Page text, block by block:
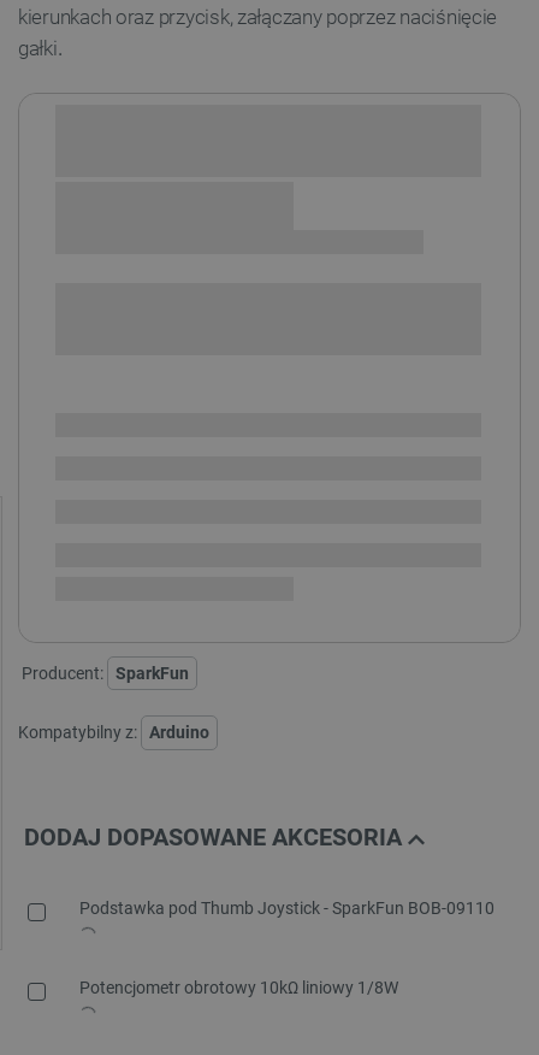
kierunkach oraz przycisk, załączany poprzez naciśnięcie
gałki.
Producent: SparkFun
Kompatybilny z: Arduino
DODAJ DOPASOWANE AKCESORIA
Podstawka pod Thumb Joystick - SparkFun BOB-09110
Potencjometr obrotowy 10kΩ liniowy 1/8W